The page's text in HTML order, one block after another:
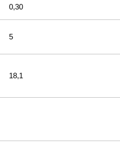
0,30
5
18,1